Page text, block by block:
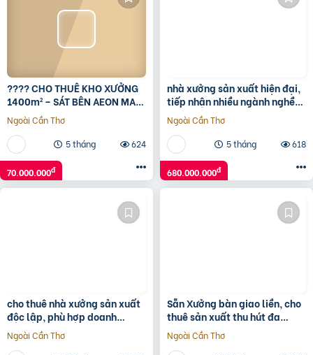
???? CHO THUÊ KHO XƯỞNG
1400m² – SÁT BÊN AEON MALL
HUẾ ????
Ngoài Cần Thơ
5 tháng
624
70.000.000đ
nhà xưởng sản xuất hiện đại,
tiếp nhận nhiều ngành nghề
theo QD KCN. không ô nhiễm
Ngoài Cần Thơ
5 tháng
618
680.000.000đ
cho thuê nhà xưởng sản xuất
độc lập, phù hợp doanh
nghiệp chế xuất theo QĐ
Ngoài Cần Thơ
Sẵn Xưởng bàn giao liền, cho
thuê sản xuất thu hút đa
dạng ngành nghề theo Quy
Định
Ngoài Cần Thơ